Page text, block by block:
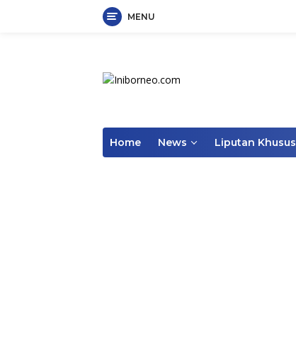
MENU
Home News Liputan Khusus